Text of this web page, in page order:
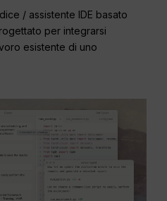
/ assistente IDE basato
per integrarsi
esistente di uno